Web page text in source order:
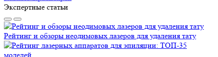
Экспертные статьи
Рейтинг и обзоры неодимовых лазеров для удаления тату